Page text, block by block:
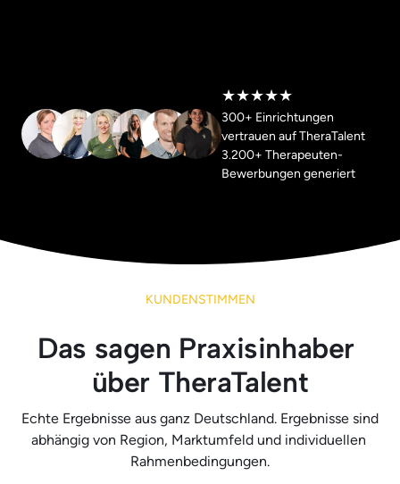
★★★★★
300+ Einrichtungen
vertrauen auf TheraTalent
3.200+ Therapeuten-
Bewerbungen generiert
KUNDENSTIMMEN
Das sagen Praxisinhaber
Echte Ergebnisse aus ganz Deutschland. Ergebnisse sind
abhängig von Region, Marktumfeld und individuellen
Rahmenbedingungen.